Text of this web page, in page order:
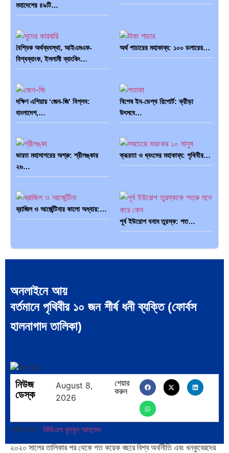
মহাদেশের ৪৯টি…
বৈশ্বিক অর্থব্যবস্থা, আইএমএফ-
বিশ্বব্যাংক, ইসলামী ব্যাংকিং…
অর্থ পাচারের মহাকাব্য: ১০০ ডলারের…
দক্ষিণ এশিয়ায় ‘জেন-জি’ বিপ্লব:
বাংলাদেশ,…
বিশেষ ইন-ডেপ্থ রিপোর্ট: ক্রীড়া
উৎসবে…
ভারত মহাসাগরের অশ্রু: শ্রীলঙ্কার
২৬…
ক্রূরতা ও ধ্বংসের মহাকাব্য: পৃথিবীর…
ব্রাজিল ও আর্জেন্টিনার কালো অধ্যায়:…
পূর্ব ইউরোপ বনাম তুরস্ক: শত…
অনলাইনে আয়
বর্তমানে পৃথিবীর ১০ জন শীর্ষ ধনী ব্যক্তি (ফোর্বস
হালনাগাদ তালিকা)
নিউজ
ডেস্ক
August 8,
2026
শেয়ার
করুন
প্রতিবেদক: বিডিএস বুলবুল আহমেদ
২০২০ সালের তালিকার পর থেকে গত কয়েক বছরে বিশ্ব অর্থনীতি এবং ধনকুবেরদের